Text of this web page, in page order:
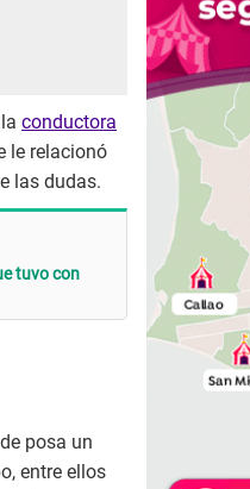
conductora
le relacionó
las dudas.
tuvo con
posa un
entre ellos